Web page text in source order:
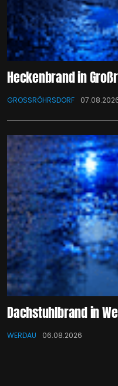
Heckenbrand in
GROSSRÖHRSDORF
Dachstuhlbrand in
WERDAU 06.08.2026